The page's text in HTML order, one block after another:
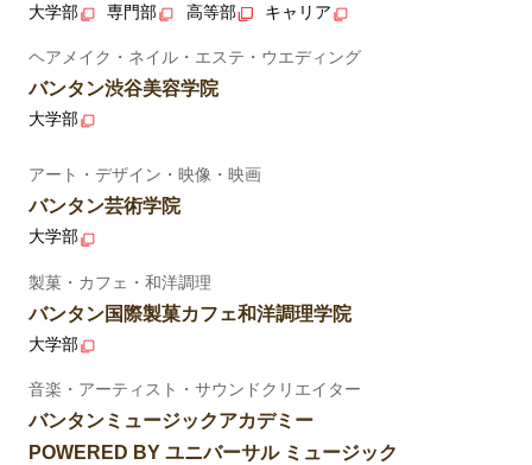
大学部 専門部 高等部 キャリア
ヘアメイク・ネイル・エステ・ウエディング
バンタン渋谷美容学院
大学部
アート・デザイン・映像・映画
バンタン芸術学院
大学部
製菓・カフェ・和洋調理
バンタン国際製菓カフェ和洋調理学院
大学部
音楽・アーティスト・サウンドクリエイター
バンタンミュージックアカデミー
POWERED BY ユニバーサル ミュージック